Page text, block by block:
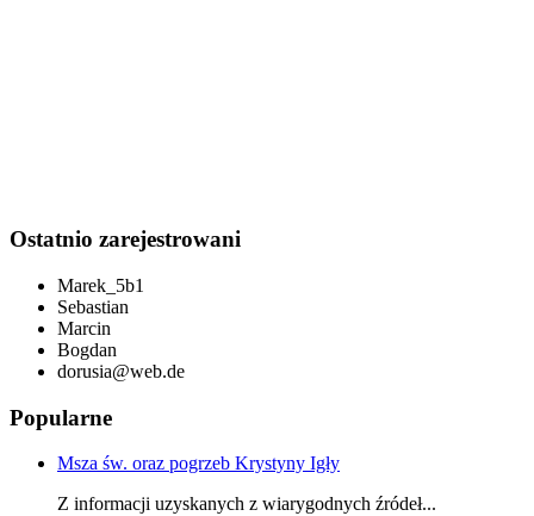
Ostatnio zarejestrowani
Marek_5b1
Sebastian
Marcin
Bogdan
dorusia@web.de
Popularne
Msza św. oraz pogrzeb Krystyny Igły
Z informacji uzyskanych z wiarygodnych źródeł...